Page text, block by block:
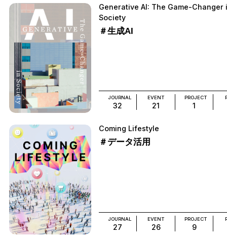
Generative AI: The Game-Changer
Society
＃生成AI
JOURNAL
32
EVENT
21
PROJECT
1
Coming Lifestyle
＃データ活用
JOURNAL
27
EVENT
26
PROJECT
9